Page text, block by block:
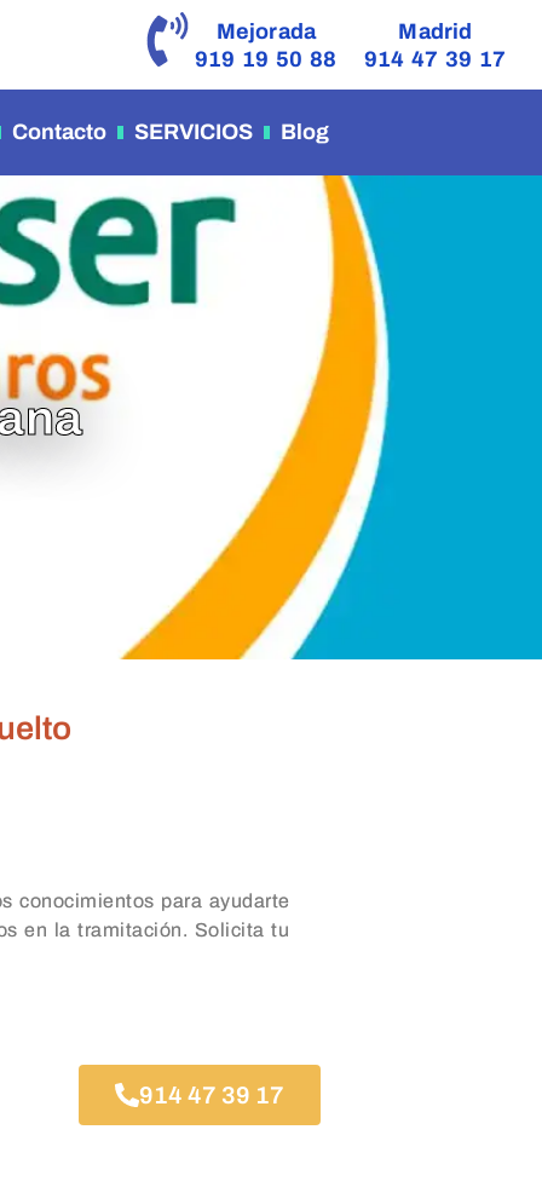
Mejorada
919 19 50 88
Madrid
914 47 39 17
Contacto SERVICIOS Blog
conocimientos para ayudarte
en la tramitación. Solicita tu
914 47 39 17